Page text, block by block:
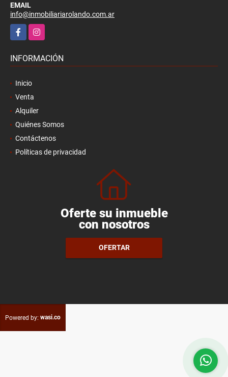
EMAIL
info@inmobiliariarolando.com.ar
FacebookInstagram
INFORMACIÓN
Inicio
Venta
Alquiler
Quiénes Somos
Contáctenos
Políticas de privacidad
Oferte su inmueble
con nosotros
OFERTAR
Powered by: wasi.co